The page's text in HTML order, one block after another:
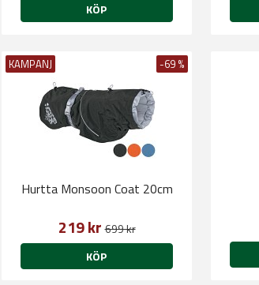
KÖP
KAMPANJ -69 %
Hurtta Monsoon Coat 20cm
219 kr699 kr
KÖP